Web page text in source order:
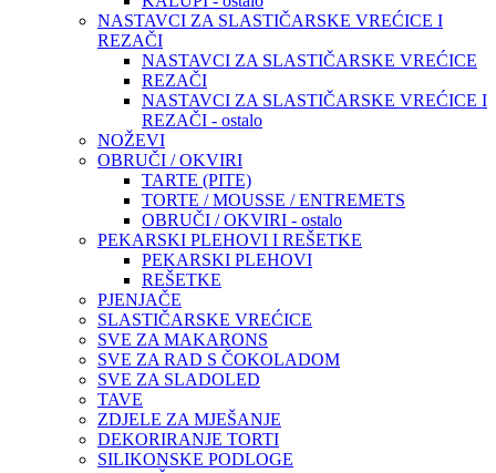
NASTAVCI ZA SLASTIČARSKE VREĆICE I
REZAČI
NASTAVCI ZA SLASTIČARSKE VREĆICE
REZAČI
NASTAVCI ZA SLASTIČARSKE VREĆICE I
REZAČI - ostalo
NOŽEVI
OBRUČI / OKVIRI
TARTE (PITE)
TORTE / MOUSSE / ENTREMETS
OBRUČI / OKVIRI - ostalo
PEKARSKI PLEHOVI I REŠETKE
PEKARSKI PLEHOVI
REŠETKE
PJENJAČE
SLASTIČARSKE VREĆICE
SVE ZA MAKARONS
SVE ZA RAD S ČOKOLADOM
SVE ZA SLADOLED
TAVE
ZDJELE ZA MJEŠANJE
DEKORIRANJE TORTI
SILIKONSKE PODLOGE